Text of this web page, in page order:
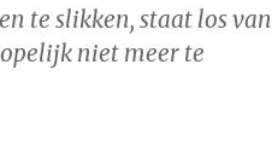
te slikken, staat los van
niet meer te